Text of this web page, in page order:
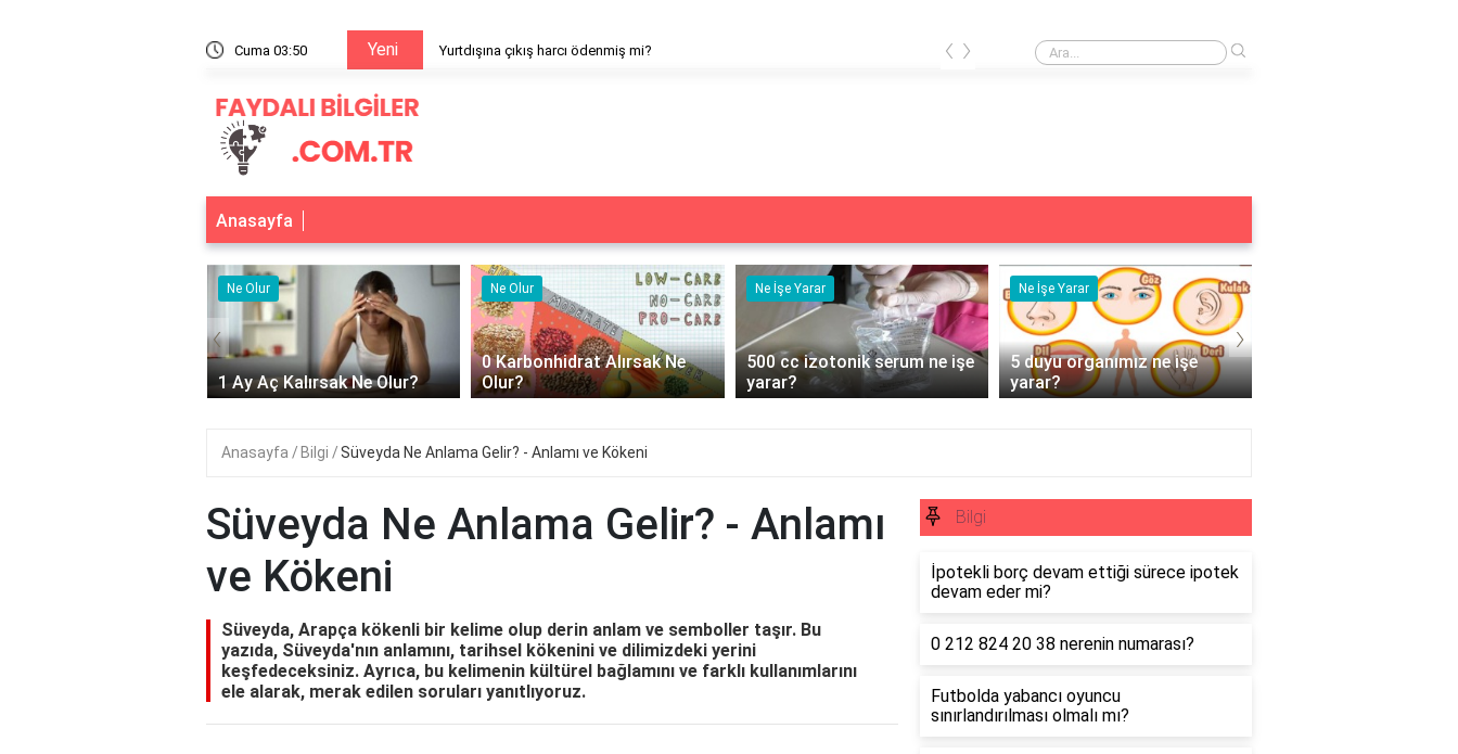
Cuma 03:50 Yeni Yurtdışına çıkış harcı ödenmiş mi? Yurtdışına çıkış harcı ödenmiş mi?
‹ ›
Anasayfa
Ne Olur
1 Ay Aç Kalırsak Ne Olur?
Ne Olur
0 Karbonhidrat Alırsak Ne
Olur?
Ne İşe Yarar
500 cc izotonik serum ne işe
yarar?
Ne İşe Yarar
5 duyu organımız ne işe
yarar?
‹ ›
Anasayfa Bilgi Süveyda Ne Anlama Gelir? - Anlamı ve Kökeni
Süveyda Ne Anlama Gelir? - Anlamı
ve Kökeni
Süveyda, Arapça kökenli bir kelime olup derin anlam ve semboller taşır. Bu
yazıda, Süveyda'nın anlamını, tarihsel kökenini ve dilimizdeki yerini
keşfedeceksiniz. Ayrıca, bu kelimenin kültürel bağlamını ve farklı kullanımlarını
ele alarak, merak edilen soruları yanıtlıyoruz.
Bilgi
İpotekli borç devam ettiği sürece ipotek
devam eder mi?
0 212 824 20 38 nerenin numarası?
Futbolda yabancı oyuncu
sınırlandırılması olmalı mı?